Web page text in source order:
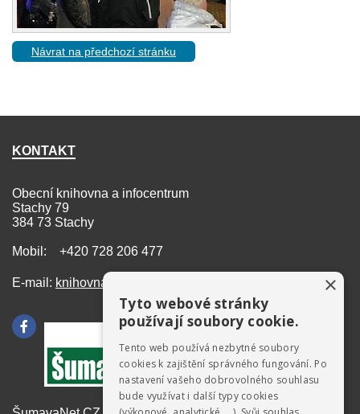
Návrat na předchozí stránku
KONTAKT
Obecní knihovna a infocentrum
Stachy 79
384 73 Stachy
Mobil: +420 728 206 477
E-mail: knihovna@stachy.net ×
Tyto webové stránky
používají soubory cookie.
Tento web používá nezbytné soubory
cookies k zajištění správného fungování. Po
nastavení vašeho dobrovolného souhlasu
bude využívat i další typy cookies